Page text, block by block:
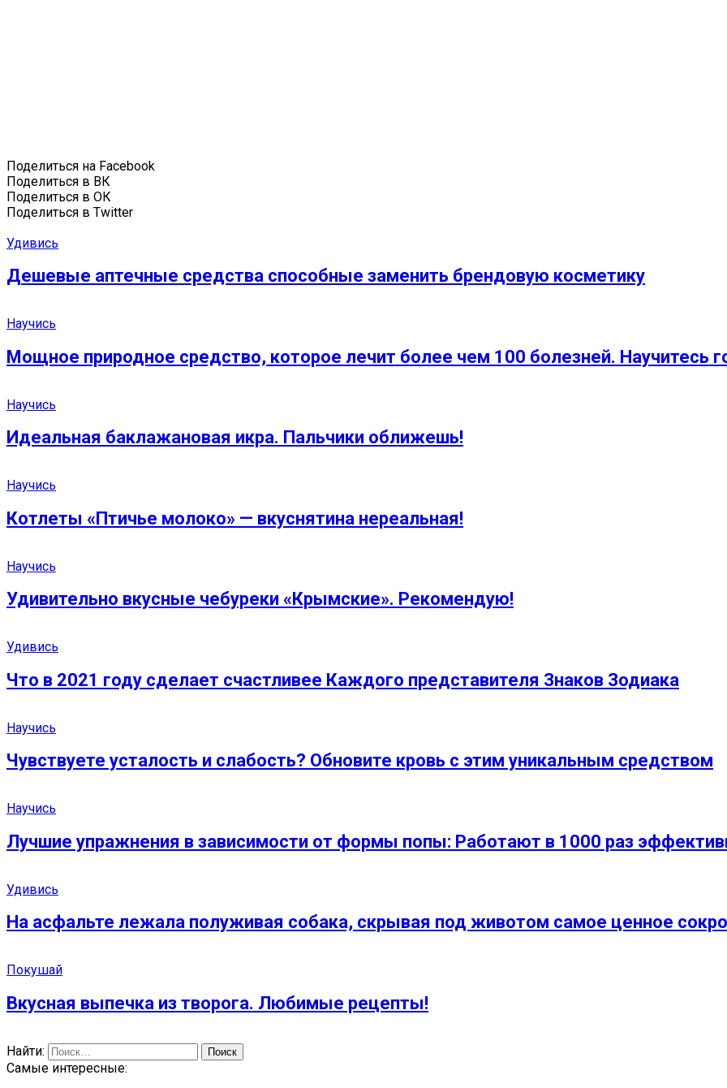
Поделиться на Facebook
Поделиться в ВК
Поделиться в ОК
Поделиться в Twitter
Удивись
Дешевые аптечные средства способные заменить брендовую косметику
Научись
Мощное природное средство, которое лечит более чем 100 болезней. Научитесь
Научись
Идеальная баклажановая икра. Пальчики оближешь!
Научись
Котлеты «Птичье молоко» — вкуснятина нереальная!
Научись
Удивительно вкусные чебуреки «Крымские». Рекомендую!
Удивись
Что в 2021 году сделает счастливее Каждого представителя Знаков Зодиака
Научись
Чувствуете усталость и слабость? Обновите кровь с этим уникальным средством
Научись
Лучшие упражнения в зависимости от формы попы: Работают в 1000 раз
Удивись
На асфальте лежала полуживая собака, скрывая под животом самое ценное
Покушай
Вкусная выпечка из творога. Любимые рецепты!
Найти:
Самые интересные: